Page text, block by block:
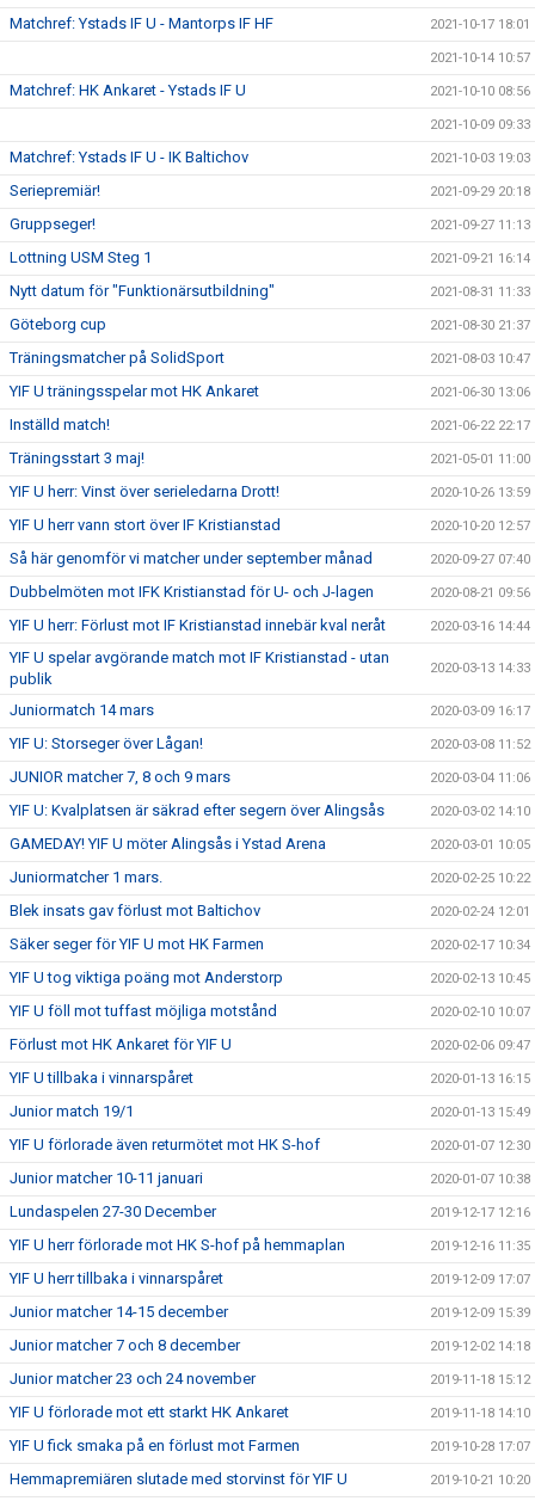
Matchref: Ystads IF U - Mantorps IF HF 2021-10-17 18:01
2021-10-14 10:57
Matchref: HK Ankaret - Ystads IF U 2021-10-10 08:56
2021-10-09 09:33
Matchref: Ystads IF U - IK Baltichov 2021-10-03 19:03
Seriepremiär! 2021-09-29 20:18
Gruppseger! 2021-09-27 11:13
Lottning USM Steg 1 2021-09-21 16:14
Nytt datum för "Funktionärsutbildning" 2021-08-31 11:33
Göteborg cup 2021-08-30 21:37
Träningsmatcher på SolidSport 2021-08-03 10:47
YIF U träningsspelar mot HK Ankaret 2021-06-30 13:06
Inställd match! 2021-06-22 22:17
Träningsstart 3 maj! 2021-05-01 11:00
YIF U herr: Vinst över serieledarna Drott! 2020-10-26 13:59
YIF U herr vann stort över IF Kristianstad 2020-10-20 12:57
Så här genomför vi matcher under september månad 2020-09-27 07:40
Dubbelmöten mot IFK Kristianstad för U- och J-lagen 2020-08-21 09:56
YIF U herr: Förlust mot IF Kristianstad innebär kval neråt 2020-03-16 14:44
YIF U spelar avgörande match mot IF Kristianstad - utan
publik
2020-03-13 14:33
Juniormatch 14 mars 2020-03-09 16:17
YIF U: Storseger över Lågan! 2020-03-08 11:52
JUNIOR matcher 7, 8 och 9 mars 2020-03-04 11:06
YIF U: Kvalplatsen är säkrad efter segern över Alingsås 2020-03-02 14:10
GAMEDAY! YIF U möter Alingsås i Ystad Arena 2020-03-01 10:05
Juniormatcher 1 mars. 2020-02-25 10:22
Blek insats gav förlust mot Baltichov 2020-02-24 12:01
Säker seger för YIF U mot HK Farmen 2020-02-17 10:34
YIF U tog viktiga poäng mot Anderstorp 2020-02-13 10:45
YIF U föll mot tuffast möjliga motstånd 2020-02-10 10:07
Förlust mot HK Ankaret för YIF U 2020-02-06 09:47
YIF U tillbaka i vinnarspåret 2020-01-13 16:15
Junior match 19/1 2020-01-13 15:49
YIF U förlorade även returmötet mot HK S-hof 2020-01-07 12:30
Junior matcher 10-11 januari 2020-01-07 10:38
Lundaspelen 27-30 December 2019-12-17 12:16
YIF U herr förlorade mot HK S-hof på hemmaplan 2019-12-16 11:35
YIF U herr tillbaka i vinnarspåret 2019-12-09 17:07
Junior matcher 14-15 december 2019-12-09 15:39
Junior matcher 7 och 8 december 2019-12-02 14:18
Junior matcher 23 och 24 november 2019-11-18 15:12
YIF U förlorade mot ett starkt HK Ankaret 2019-11-18 14:10
YIF U fick smaka på en förlust mot Farmen 2019-10-28 17:07
Hemmapremiären slutade med storvinst för YIF U 2019-10-21 10:20